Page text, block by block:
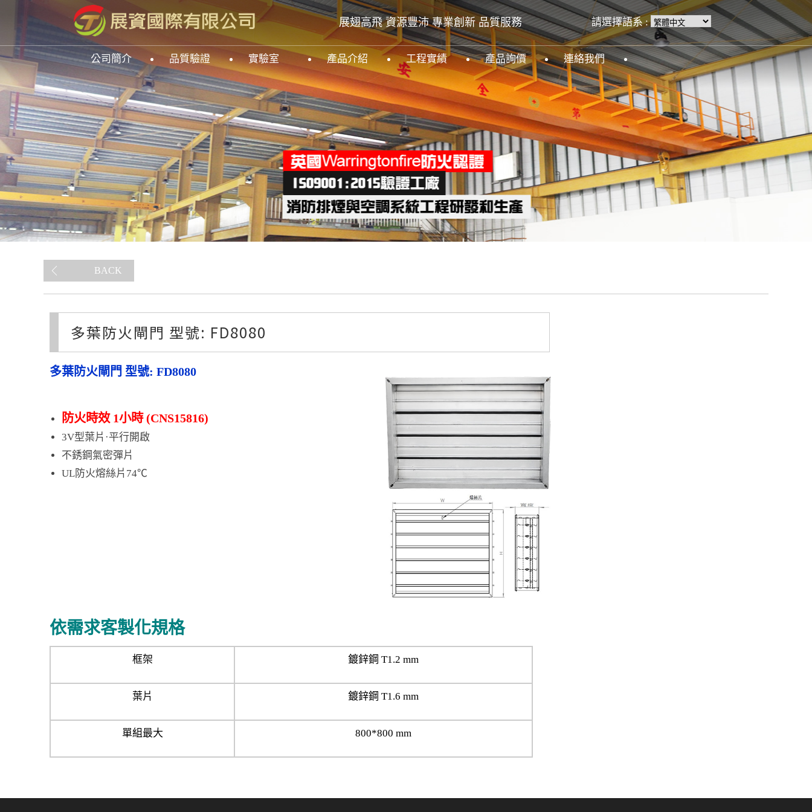
展翅高飛 資源豐沛專業創新 品質服務 請選擇語系 :
公司簡介 品質驗證 實驗室 產品介紹 工程實績 產品詢價 連絡我們
BACK
多葉防火閘門 型號: FD8080
多葉防火閘門 型號: FD8080
防火時效 1小時 (CNS15816)
3V型葉片·平行開啟
不銹鋼氣密彈片
UL防火熔絲片74℃
依需求客製化規格
框架 鍍鋅鋼 T1.2 mm
葉片 鍍鋅鋼 T1.6 mm
單組最大 800*800 mm